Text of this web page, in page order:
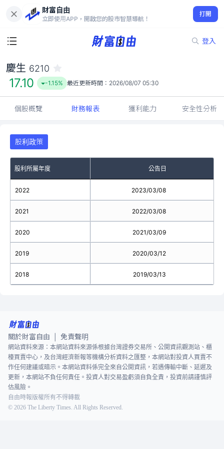
財富自由
立即使用APP，開啟您的股市智慧導航！
打開
登入
17.10
-1.15%
慶生 6210
17.10 -1.15% 最近更新時間： 2026/08/07 05:30
個股概覽 財務報表 獲利能力 安全性分析
股利政策
股利所屬年度 公告日
2022
2021
2020
2019
2018
2023/03/08
2022/03/08
2021/03/09
2020/03/12
2019/03/13
關於財富自由 免責聲明
網站資料來源：本網站資料來源係根據台灣證券交易所、公開資訊觀測站、櫃
檯買賣中心，及台灣經濟新報等機構分析資料之匯整，本網站對投資人買賣不
作任何建議或暗示。本網站資料係完全來自公開資訊，若遇傳輸中斷、延遲及
更新，本網站不負任何責任。投資人對交易盈虧須自負全責，投資前請謹慎評
估風險。
自由時報版權所有不得轉載
© 2026 The Liberty Times. All Rights Reserved.